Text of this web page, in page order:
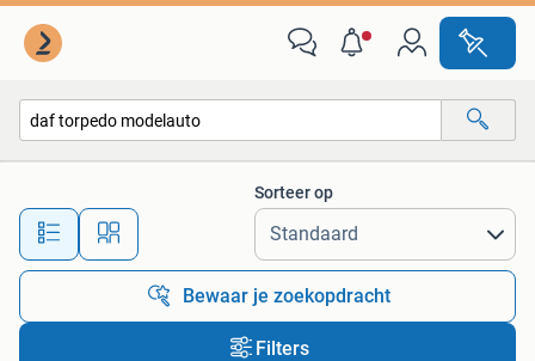
Alle afstanden…
Sorteer op
Bewaar je zoekopdracht
Filters